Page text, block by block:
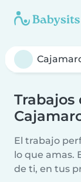
Trabajos
El trabajo
lo que amas.
de ti, en tus